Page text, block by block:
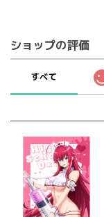
ショップの評価
すべて